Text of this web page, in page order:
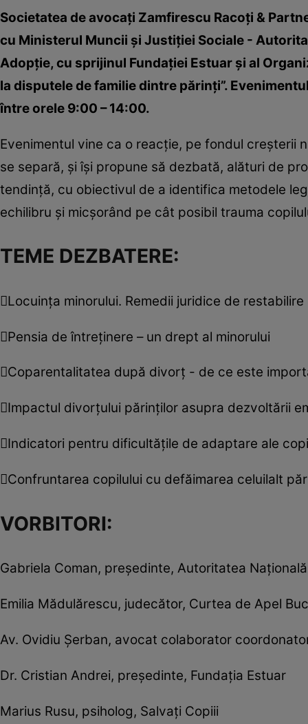
Societatea de avocaţi Zamfirescu Racoţi &
cu Ministerul Muncii şi Justiţiei Sociale -
Adopţie, cu sprijinul Fundaţiei Estuar şi al
la disputele de familie dintre părinţi”.
între orele 9:00 – 14:00.
Evenimentul vine ca o reacţie, pe fondul creşterii
se separă, şi îşi propune să dezbată, alături de
tendinţă, cu obiectivul de a identifica metodele
echilibru şi micşorând pe cât posibil trauma
TEME DEZBATERE:
Locuinţa minorului. Remedii juridice de
Pensia de întreţinere – un drept al minorului
Coparentalitatea după divorţ - de ce este
Impactul divorţului părinţilor asupra dezvoltării
Indicatori pentru dificultăţile de adaptare ale
Confruntarea copilului cu defăimarea celuilalt
VORBITORI:
Gabriela Coman, preşedinte, Autoritatea
Emilia Mădulărescu, judecător, Curtea de Apel
Av. Ovidiu Şerban, avocat colaborator
Dr. Cristian Andrei, preşedinte, Fundaţia Estuar
Marius Rusu, psiholog, Salvaţi Copiii